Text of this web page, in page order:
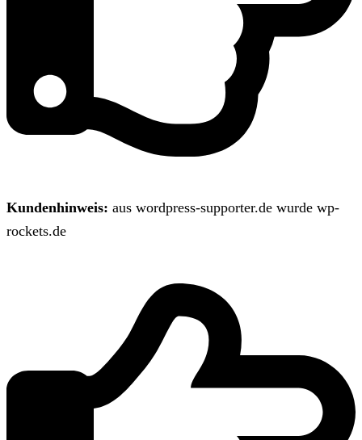
Kundenhinweis: aus wordpress-supporter.de wurde wp-
rockets.de